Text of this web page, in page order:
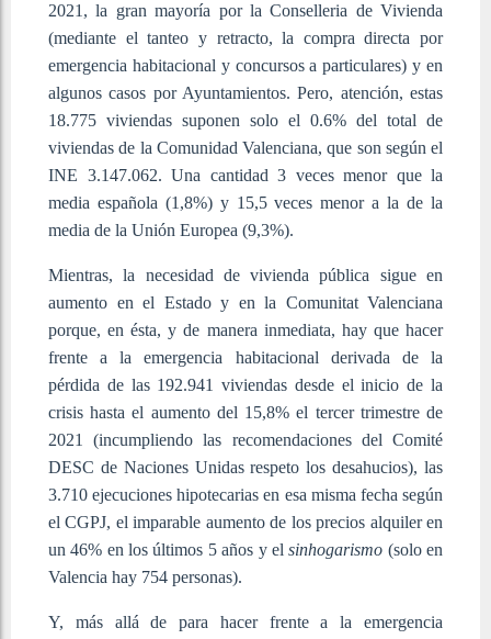
2021, la gran mayoría por la Conselleria de Vivienda
(mediante el tanteo y retracto, la compra directa por
emergencia habitacional y concursos a particulares) y en
algunos casos por Ayuntamientos. Pero, atención, estas
18.775 viviendas suponen solo el 0.6% del total de
viviendas de la Comunidad Valenciana, que son según el
INE 3.147.062. Una cantidad 3 veces menor que la
media española (1,8%) y 15,5 veces menor a la de la
media de la Unión Europea (9,3%).
Mientras, la necesidad de vivienda pública sigue en
aumento en el Estado y en la Comunitat Valenciana
porque, en ésta, y de manera inmediata, hay que hacer
frente a la emergencia habitacional derivada de la
pérdida de las 192.941 viviendas desde el inicio de la
crisis hasta el aumento del 15,8% el tercer trimestre de
2021 (incumpliendo las recomendaciones del Comité
DESC de Naciones Unidas respeto los desahucios), las
3.710 ejecuciones hipotecarias en esa misma fecha según
el CGPJ, el imparable aumento de los precios alquiler en
un 46% en los últimos 5 años y elsinhogarismo (solo en
Valencia hay 754 personas).
Y, más allá de para hacer frente a la emergencia